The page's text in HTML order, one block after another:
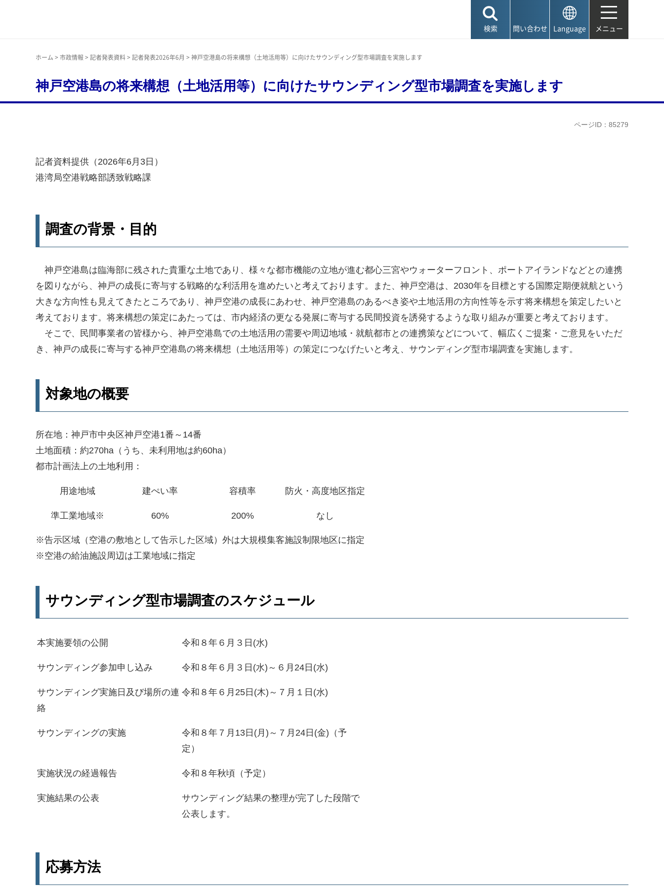
検索 問い合わせ Language メニュー
ホーム > 市政情報 > 記者発表資料> 記者発表2026年6月 > 神戸空港島の将来構想（土地活用等）に向けたサウンディング型市場調査を実施します
神戸空港島の将来構想（土地活用等）に向けたサウンディング型市場調査を実施します
ページID：85279
記者資料提供（2026年6月3日）
港湾局空港戦略部誘致戦略課
調査の背景・目的
神戸空港島は臨海部に残された貴重な土地であり、様々な都市機能の立地が進む都心三宮やウォーターフロント、ポートアイランドなどとの連携
を図りながら、神戸の成長に寄与する戦略的な利活用を進めたいと考えております。また、神戸空港は、2030年を目標とする国際定期便就航という
大きな方向性も見えてきたところであり、神戸空港の成長にあわせ、神戸空港島のあるべき姿や土地活用の方向性等を示す将来構想を策定したいと
考えております。将来構想の策定にあたっては、市内経済の更なる発展に寄与する民間投資を誘発するような取り組みが重要と考えております。
そこで、民間事業者の皆様から、神戸空港島での土地活用の需要や周辺地域・就航都市との連携策などについて、幅広くご提案・ご意見をいただ
き、神戸の成長に寄与する神戸空港島の将来構想（土地活用等）の策定につなげたいと考え、サウンディング型市場調査を実施します。
対象地の概要
所在地：神戸市中央区神戸空港1番～14番
土地面積：約270ha（うち、未利用地は約60ha）
都市計画法上の土地利用：
用途地域 建ぺい率 容積率 防火・高度地区指定
準工業地域※ 60% 200% なし
※告示区域（空港の敷地として告示した区域）外は大規模集客施設制限地区に指定
※空港の給油施設周辺は工業地域に指定
サウンディング型市場調査のスケジュール
本実施要領の公開 令和８年６月３日(水)
サウンディング参加申し込み 令和８年６月３日(水)～６月24日(水)
サウンディング実施日及び場所の連
絡
令和８年６月25日(木)～７月１日(水)
サウンディングの実施
令和８年７月13日(月)～７月24日(金)（予
定）
実施状況の経過報告 令和８年秋頃（予定）
実施結果の公表
サウンディング結果の整理が完了した段階で
公表します。
応募方法